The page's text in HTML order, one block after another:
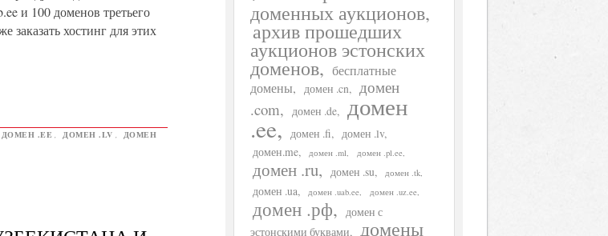
и 100 доменов третьего
заказать хостинг для этих
ДОМЕН .EE ДОМЕН .LV
ДОМЕН
доменных аукционов
архив прошедших
аукционов эстонских
доменов
бесплатные
домены
домен .cn
домен
.com
домен .de домен
.ee домен .fi
домен .lv
домен.me
домен .ml домен .pl.ee
домен .ru домен .su домен .tk
домен .ua домен .uab.ee домен .uz.ee
домен .рф
домен с
эстонскими буквами
домены